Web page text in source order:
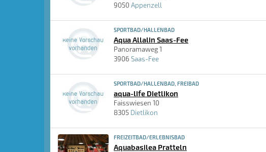
9050 Appenzell
SPORTBAD/HALLENBAD
Aqua Allalin Saas-Fee
Panoramaweg 1
3906 Saas-Fee
SPORTBAD/HALLENBAD, FREIBAD
aqua-life Dietlikon
Faisswiesen 10
8305 Dietlikon
FREIZEITBAD/ERLEBNISBAD
Aquabasilea Pratteln